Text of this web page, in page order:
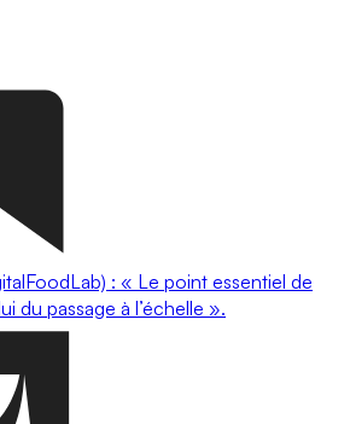
: « Le point essentiel de
du passage à l’échelle ».